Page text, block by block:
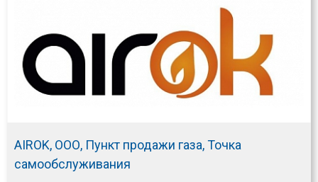
AIROK, ООО, Пункт продажи газа, Точка
самообслуживания